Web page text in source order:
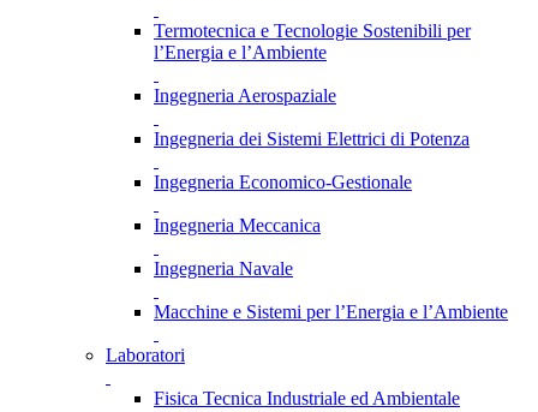
Termotecnica e Tecnologie Sostenibili per
l’Energia e l’Ambiente
Ingegneria Aerospaziale
Ingegneria dei Sistemi Elettrici di Potenza
Ingegneria Economico-Gestionale
Ingegneria Meccanica
Ingegneria Navale
Macchine e Sistemi per l’Energia e l’Ambiente
Laboratori
Fisica Tecnica Industriale ed Ambientale